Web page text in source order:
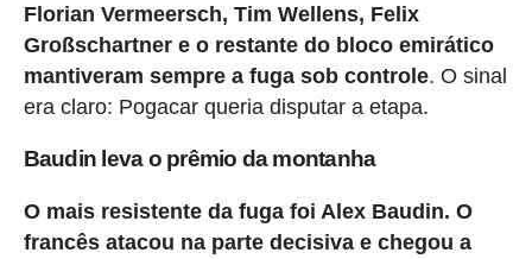
Florian Vermeersch, Tim Wellens, Felix
Großschartner e o restante do bloco emirático
mantiveram sempre a fuga sob controle. O sinal
era claro: Pogacar queria disputar a etapa.
Baudin leva o prêmio da montanha
O mais resistente da fuga foi Alex Baudin. O
francês atacou na parte decisiva e chegou a